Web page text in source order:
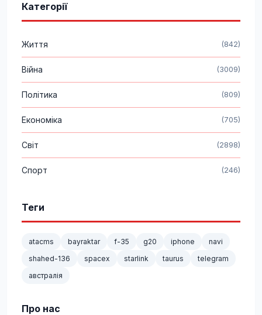
Категорії
Життя (842)
Війна (3009)
Політика (809)
Економіка (705)
Світ (2898)
Спорт (246)
Теги
atacms bayraktar f-35 g20 iphone
navi
shahed-136
spacex starlink taurus
telegram
австралія
Про нас